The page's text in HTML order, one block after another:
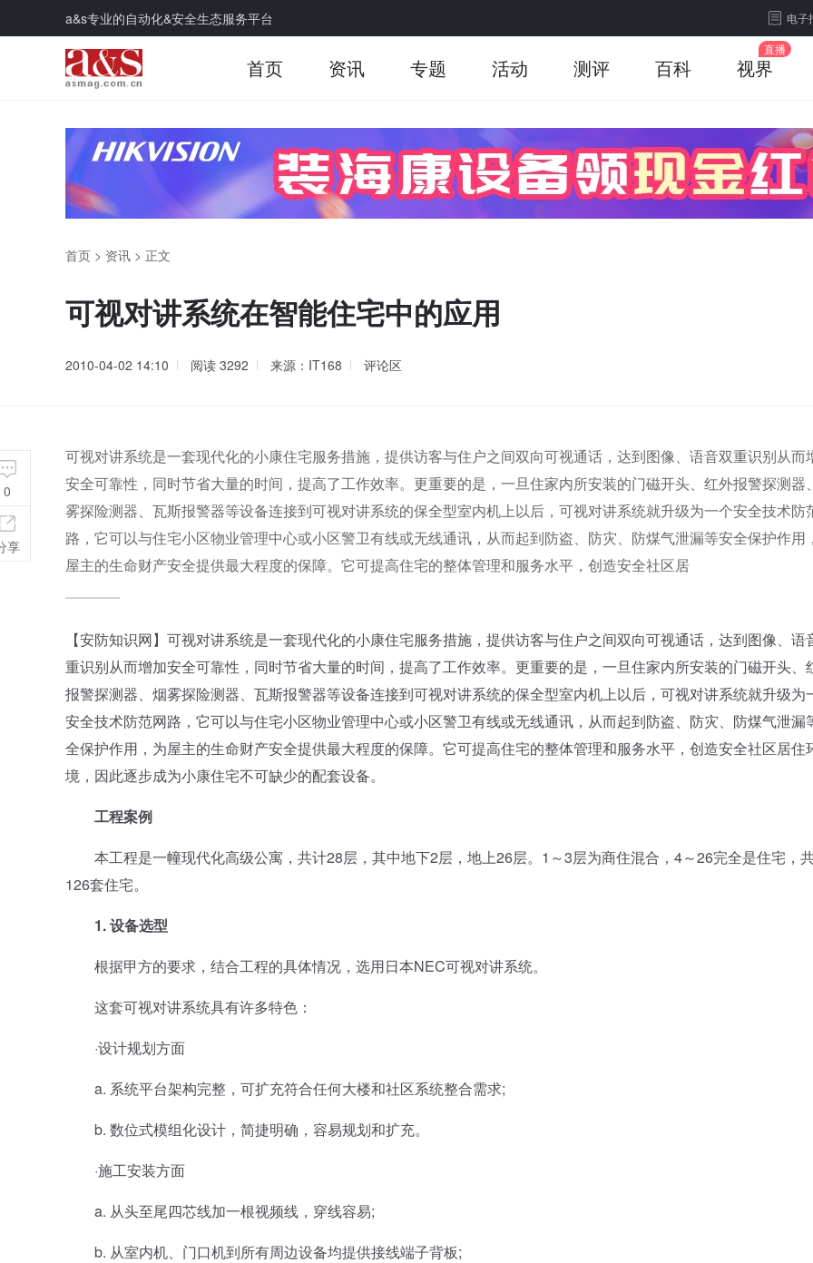
a&s专业的自动化&安全生态服务平台 电子
首页 资讯 专题 活动 测评 百科 视界
首页 > 资讯 > 正文
可视对讲系统在智能住宅中的应用
2010-04-02 14:10 阅读 3292 来源：IT168 评论区
可视对讲系统是一套现代化的小康住宅服务措施，提供访客与住户之间双向可视通话，达到图像、语音双重识别从而
安全可靠性，同时节省大量的时间，提高了工作效率。更重要的是，一旦住家内所安装的门磁开头、红外报警探测器
雾探险测器、瓦斯报警器等设备连接到可视对讲系统的保全型室内机上以后，可视对讲系统就升级为一个安全技术防
路，它可以与住宅小区物业管理中心或小区警卫有线或无线通讯，从而起到防盗、防灾、防煤气泄漏等安全保护作用
屋主的生命财产安全提供最大程度的保障。它可提高住宅的整体管理和服务水平，创造安全社区居
【安防知识网】可视对讲系统是一套现代化的小康住宅服务措施，提供访客与住户之间双向可视通话，达到图像、语
重识别从而增加安全可靠性，同时节省大量的时间，提高了工作效率。更重要的是，一旦住家内所安装的门磁开头、
报警探测器、烟雾探险测器、瓦斯报警器等设备连接到可视对讲系统的保全型室内机上以后，可视对讲系统就升级为
安全技术防范网路，它可以与住宅小区物业管理中心或小区警卫有线或无线通讯，从而起到防盗、防灾、防煤气泄漏
全保护作用，为屋主的生命财产安全提供最大程度的保障。它可提高住宅的整体管理和服务水平，创造安全社区居住
境，因此逐步成为小康住宅不可缺少的配套设备。
工程案例
本工程是一幢现代化高级公寓，共计28层，其中地下2层，地上26层。1～3层为商住混合，4～26完全是住宅，
126套住宅。
1. 设备选型
根据甲方的要求，结合工程的具体情况，选用日本NEC可视对讲系统。
这套可视对讲系统具有许多特色：
·设计规划方面
a. 系统平台架构完整，可扩充符合任何大楼和社区系统整合需求;
b. 数位式模组化设计，简捷明确，容易规划和扩充。
·施工安装方面
a. 从头至尾四芯线加一根视频线，穿线容易;
b. 从室内机、门口机到所有周边设备均提供接线端子背板;
0
享